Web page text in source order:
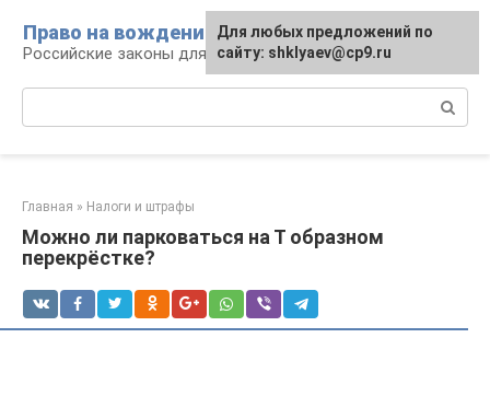
контенту
Право на вождение
Российские законы для автомобилистов
Главная » Налоги и штрафы
Можно ли парковаться на Т образном
перекрёстке?
Для любых предложений по
сайту: shklyaev@cp9.ru